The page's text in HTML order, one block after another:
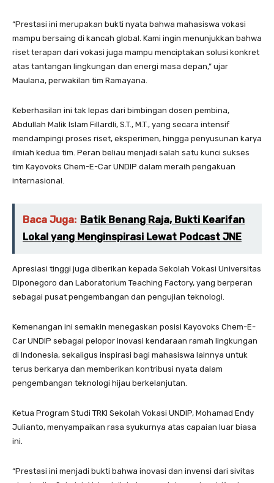
“Prestasi ini merupakan bukti nyata bahwa mahasiswa vokasi
mampu bersaing di kancah global. Kami ingin menunjukkan bahwa
riset terapan dari vokasi juga mampu menciptakan solusi konkret
atas tantangan lingkungan dan energi masa depan,” ujar
Maulana, perwakilan tim Ramayana.
Keberhasilan ini tak lepas dari bimbingan dosen pembina,
Abdullah Malik Islam Fillardli, S.T., M.T., yang secara intensif
mendampingi proses riset, eksperimen, hingga penyusunan karya
ilmiah kedua tim. Peran beliau menjadi salah satu kunci sukses
tim Kayovoks Chem-E-Car UNDIP dalam meraih pengakuan
internasional.
Baca Juga: Batik Benang Raja, Bukti Kearifan
Lokal yang Menginspirasi Lewat Podcast JNE
Apresiasi tinggi juga diberikan kepada Sekolah Vokasi Universitas
Diponegoro dan Laboratorium Teaching Factory, yang berperan
sebagai pusat pengembangan dan pengujian teknologi.
Kemenangan ini semakin menegaskan posisi Kayovoks Chem-E-
Car UNDIP sebagai pelopor inovasi kendaraan ramah lingkungan
di Indonesia, sekaligus inspirasi bagi mahasiswa lainnya untuk
terus berkarya dan memberikan kontribusi nyata dalam
pengembangan teknologi hijau berkelanjutan.
Ketua Program Studi TRKI Sekolah Vokasi UNDIP, Mohamad Endy
Julianto, menyampaikan rasa syukurnya atas capaian luar biasa
ini.
“Prestasi ini menjadi bukti bahwa inovasi dan invensi dari sivitas